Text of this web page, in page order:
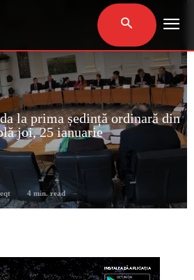
la prima ședință ordinară din
joi, 25 ianuarie
4 min. read